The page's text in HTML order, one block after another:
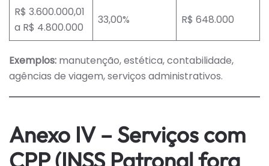
R$ 3.600.000,01
a R$ 4.800.000
33,00% R$ 648.000
Exemplos: manutenção, estética, contabilidade,
agências de viagem, serviços administrativos.
Anexo IV – Serviços com
CPP (INSS Patronal fora